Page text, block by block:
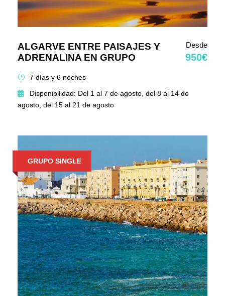
ALGARVE ENTRE PAISAJES Y
ADRENALINA EN GRUPO
Desde
950€
7 días y 6 noches
Disponibilidad: Del 1 al 7 de agosto, del 8 al 14 de
agosto, del 15 al 21 de agosto
GRUPO SINGLE